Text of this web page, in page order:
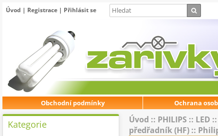
Úvod | Registrace | Přihlásit se
Obchodní podmínky Ochrana
Úvod :: PHILIPS :: LED
předřadník (HF) ::
Kategorie